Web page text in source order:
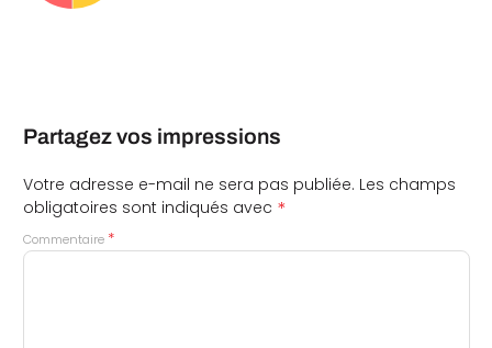
Partagez vos impressions
Votre adresse e-mail ne sera pas publiée. Les champs
obligatoires sont indiqués avec *
Commentaire *